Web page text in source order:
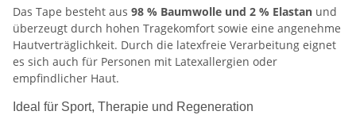
Das Tape besteht aus 98 % Baumwolle und 2 % Elastan und
überzeugt durch hohen Tragekomfort sowie eine angenehme
Hautverträglichkeit. Durch die latexfreie Verarbeitung eignet
es sich auch für Personen mit Latexallergien oder
empfindlicher Haut.
Ideal für Sport, Therapie und Regeneration